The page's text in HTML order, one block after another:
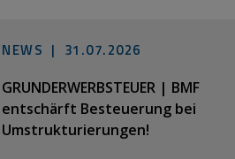
NEWS | 31.07.2026
GRUNDERWERBSTEUER | BMF
entschärft Besteuerung bei
Umstrukturierungen!